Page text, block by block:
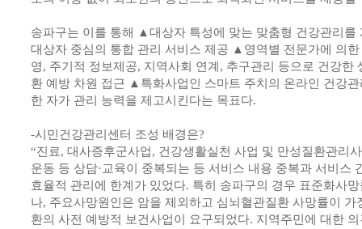
송파구는 이를 통해 ▲대상자 특성에 맞는 맞춤형 건강관리를
대상자 중심의 통합 관리 서비스 제공 ▲영역별 전문가에 의
영, 주기적 정보제공, 지역사회 연계, 추구관리 등으로 건강한
환 예방 차원 접근 ▲특화사업인 스마트 주치의 온라인 건강
한 자가 관리 능력을 제고시킨다는 목표다.
-시민건강관리센터 조성 배경은?
“진료, 대사증후군사업, 건강생활실천 사업 및 만성질환관리
운동 등 상담·교육이 중복되는 등 서비스 내용 중복과 서비스
효율적 관리에 한계가 있었다. 특히 송파구의 경우 표준화사
나, 주요사망원인은 암을 제외하고 심뇌혈관질환 사망률이
환의 사전 예방적 보건사업이 요구되었다. 지역주민에 대한